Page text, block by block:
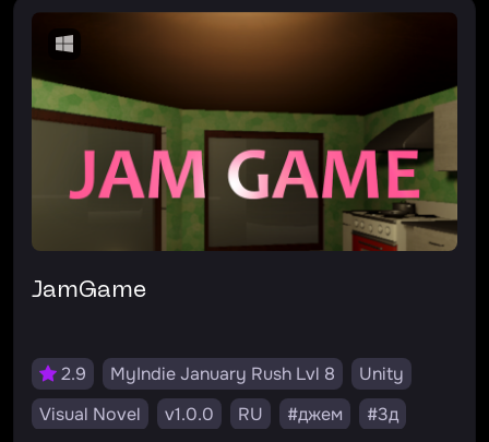
JamGame
2.9 MyIndie January Rush Lvl 8
Unity
Visual Novel
v1.0.0 RU #джем
#3д